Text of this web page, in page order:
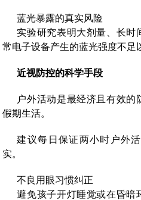
蓝光暴露的真实风险
实验研究表明大剂量、长时
常电子设备产生的蓝光强度不足
近视防控的科学手段
户外活动是最经济且有效
假期生活。
建议每日保证两小时户外
实。
不良用眼习惯纠正
避免孩子开灯睡觉或在昏暗